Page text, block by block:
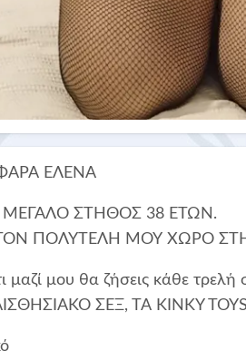
ΕΛΕΝΑ
ΣΤΗΘΟΣ 38 ΕΤΩΝ.
ΠΟΛΥΤΕΛΗ ΜΟΥ ΧΩΡΟ ΣΤΗ
μαζί μου θα ζήσεις κάθε
ΣΕΞ, ΤΑ KINKY